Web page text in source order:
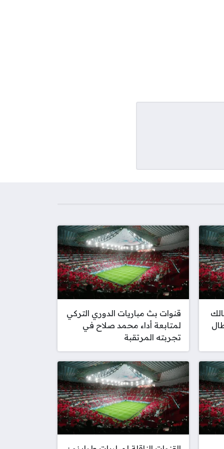
قنوات بث مباريات الدوري التركي
لمتابعة أداء محمد صلاح في
تجربته المرتقبة